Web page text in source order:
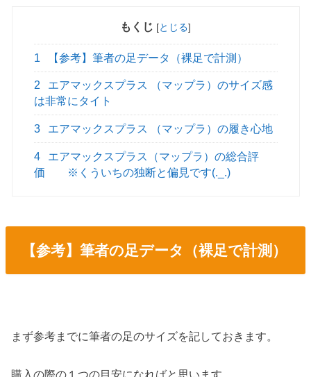
もくじ [とじる]
1 【参考】筆者の足データ（裸足で計測）
2
エアマックスプラス （マップラ）のサイズ感
は非常にタイト
3 エアマックスプラス （マップラ）の履き心地
4
エアマックスプラス（マップラ）の総合評
価 ※くういちの独断と偏見です(._.)
【参考】筆者の足データ（裸足で計測）
まず参考までに筆者の足のサイズを記しておきます。
購入の際の１つの目安になればと思います。